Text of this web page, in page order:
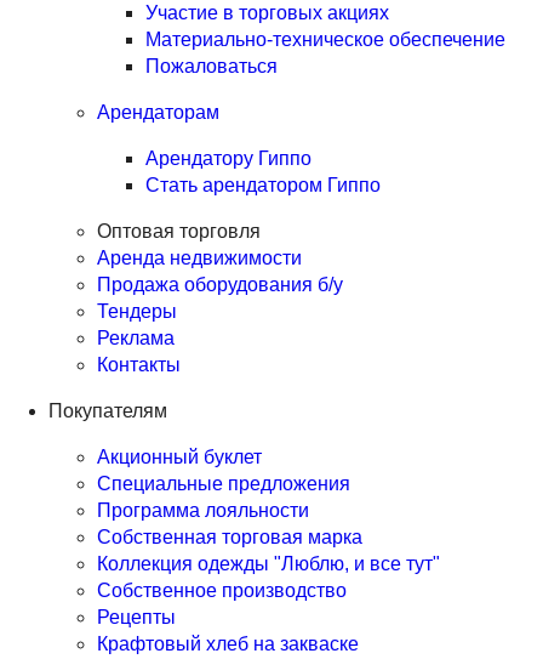
Участие в торговых акциях
Материально-техническое обеспечение
Пожаловаться
Арендаторам
Арендатору Гиппо
Стать арендатором Гиппо
Оптовая торговля
Аренда недвижимости
Продажа оборудования б/у
Тендеры
Реклама
Контакты
Покупателям
Акционный буклет
Специальные предложения
Программа лояльности
Собственная торговая марка
Коллекция одежды "Люблю, и все тут"
Собственное производство
Рецепты
Крафтовый хлеб на закваске